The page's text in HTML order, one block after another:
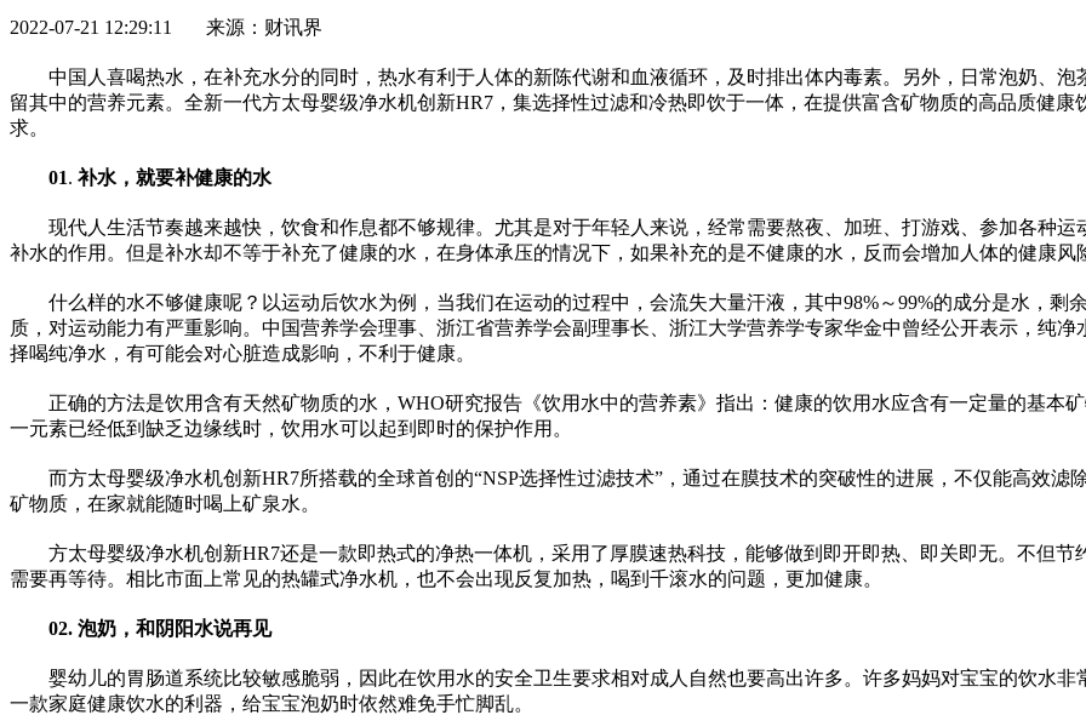
2022-07-21 12:29:11 来源：财讯界
中国人喜喝热水，在补充水分的同时，热水有利于人体的新陈代谢和血液循环，及时排出体内毒素。另外，日常泡奶、
留其中的营养元素。全新一代方太母婴级净水机创新HR7，集选择性过滤和冷热即饮于一体，在提供富含矿物质的高品质健
求。
01. 补水，就要补健康的水
现代人生活节奏越来越快，饮食和作息都不够规律。尤其是对于年轻人来说，经常需要熬夜、加班、打游戏、参加各种
补水的作用。但是补水却不等于补充了健康的水，在身体承压的情况下，如果补充的是不健康的水，反而会增加人体的健康风
什么样的水不够健康呢？以运动后饮水为例，当我们在运动的过程中，会流失大量汗液，其中98%～99%的成分是水，
质，对运动能力有严重影响。中国营养学会理事、浙江省营养学会副理事长、浙江大学营养学专家华金中曾经公开表示，纯
择喝纯净水，有可能会对心脏造成影响，不利于健康。
正确的方法是饮用含有天然矿物质的水，WHO研究报告《饮用水中的营养素》指出：健康的饮用水应含有一定量的基本
一元素已经低到缺乏边缘线时，饮用水可以起到即时的保护作用。
而方太母婴级净水机创新HR7所搭载的全球首创的“NSP选择性过滤技术”，通过在膜技术的突破性的进展，不仅能高效滤
矿物质，在家就能随时喝上矿泉水。
方太母婴级净水机创新HR7还是一款即热式的净热一体机，采用了厚膜速热科技，能够做到即开即热、即关即无。不但
需要再等待。相比市面上常见的热罐式净水机，也不会出现反复加热，喝到千滚水的问题，更加健康。
02. 泡奶，和阴阳水说再见
婴幼儿的胃肠道系统比较敏感脆弱，因此在饮用水的安全卫生要求相对成人自然也要高出许多。许多妈妈对宝宝的饮水
一款家庭健康饮水的利器，给宝宝泡奶时依然难免手忙脚乱。